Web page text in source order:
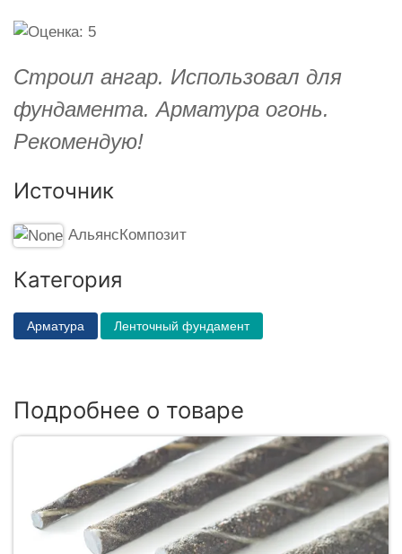
Строил ангар. Использовал для
фундамента. Арматура огонь.
Рекомендую!
Источник
АльянсКомпозит
Категория
Арматура Ленточный фундамент
Подробнее о товаре